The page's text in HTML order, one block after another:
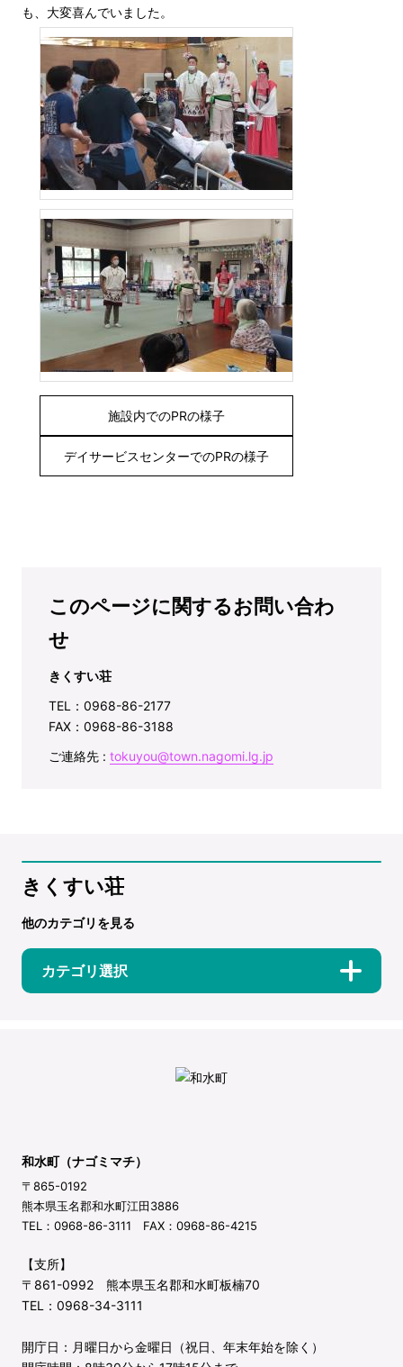
も、大変喜んでいました。
施設内でのPRの様子
デイサービスセンターでのPRの様子
このページに関するお問い合わ
せ
きくすい荘
TEL：0968-86-2177
FAX：0968-86-3188
ご連絡先 : tokuyou@town.nagomi.lg.jp
きくすい荘
他のカテゴリを見る
カテゴリ選択
和水町（ナゴミマチ）
〒865-0192
熊本県玉名郡和水町江田3886
TEL：0968-86-3111 FAX：0968-86-4215
【支所】
〒861-0992 熊本県玉名郡和水町板楠70
TEL：0968-34-3111
開庁日：月曜日から金曜日（祝日、年末年始を除く）